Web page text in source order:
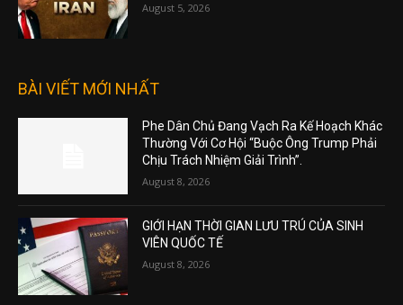
August 5, 2026
BÀI VIẾT MỚI NHẤT
Phe Dân Chủ Đang Vạch Ra Kế Hoạch Khác
Thường Với Cơ Hội “Buộc Ông Trump Phải
Chịu Trách Nhiệm Giải Trình”.
August 8, 2026
GIỚI HẠN THỜI GIAN LƯU TRÚ CỦA SINH
VIÊN QUỐC TẾ
August 8, 2026